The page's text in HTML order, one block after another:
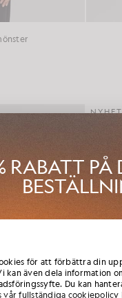
RABATT
endast för
för att förbättra din
kan även dela information
Du kan
vår fullständiga cookiepolicy